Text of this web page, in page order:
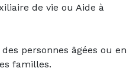
de vie ou Aide à
personnes âgées ou en
familles.